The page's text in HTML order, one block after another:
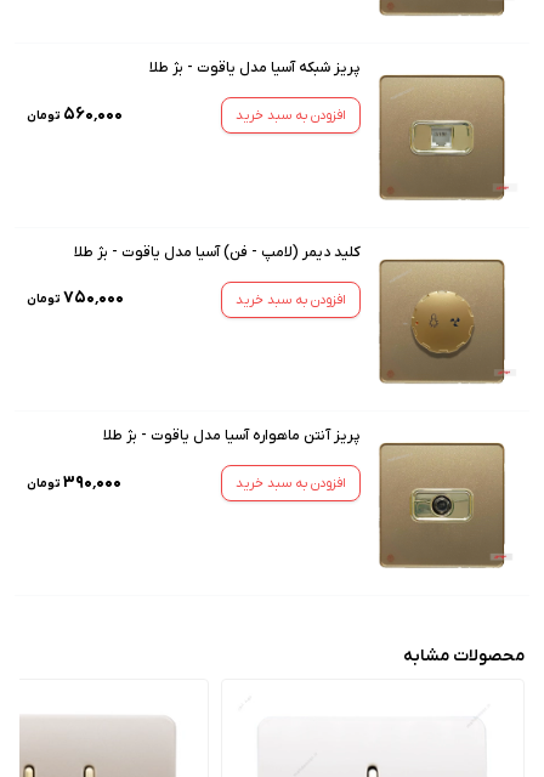
پریز شبکه آسیا مدل یاقوت - بژ طلا
افزودن به سبد خرید ۵۶۰٬۰۰۰ تومان
کلید دیمر (لامپ - فن) آسیا مدل یاقوت - بژ طلا
افزودن به سبد خرید ۷۵۰٬۰۰۰ تومان
پریز آنتن ماهواره آسیا مدل یاقوت - بژ طلا
افزودن به سبد خرید ۳۹۰٬۰۰۰ تومان
محصولات مشابه